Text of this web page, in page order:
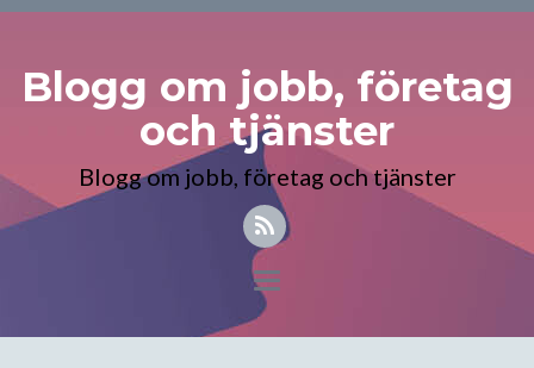
Blogg om jobb, företag
och tjänster
Blogg om jobb, företag och tjänster
Toggle
navigation